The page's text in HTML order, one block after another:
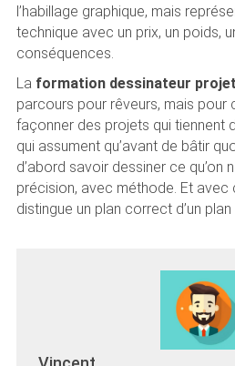
l’habillage graphique, mais
technique avec un prix, un poids,
conséquences.
La formation dessinateur
parcours pour rêveurs, mais pour
façonner des projets qui tiennent
qui assument qu’avant de bâtir
d’abord savoir dessiner ce qu’on
précision, avec méthode. Et avec
distingue un plan correct d’un plan